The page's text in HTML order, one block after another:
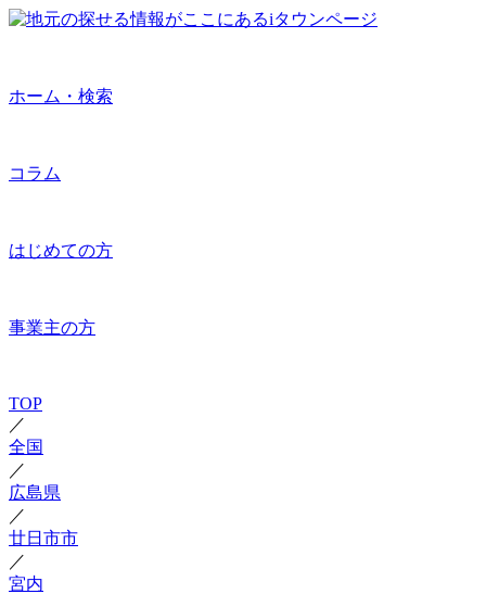
ホーム・検索
コラム
はじめての方
事業主の方
TOP
／
全国
／
広島県
／
廿日市市
／
宮内